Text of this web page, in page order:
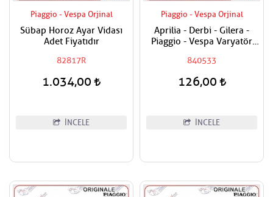
Piaggio - Vespa Orjinal
Sübap Horoz Ayar Vidası
Adet Fiyatıdır
82817R
1.034,00
İNCELE
Piaggio - Vespa Orjinal
Aprilia - Derbi - Gilera -
Piaggio - Vespa Varyatör
840533
126,00
İNCELE